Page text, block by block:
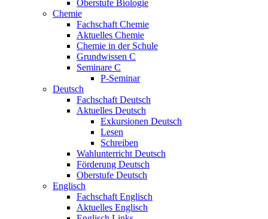
Oberstufe Biologie
Chemie
Fachschaft Chemie
Aktuelles Chemie
Chemie in der Schule
Grundwissen C
Seminare C
P-Seminar
Deutsch
Fachschaft Deutsch
Aktuelles Deutsch
Exkursionen Deutsch
Lesen
Schreiben
Wahlunterricht Deutsch
Förderung Deutsch
Oberstufe Deutsch
Englisch
Fachschaft Englisch
Aktuelles Englisch